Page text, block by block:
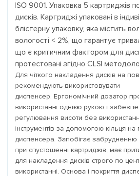
ISO 9001. Упаковка 5 картриджів
дисків. Картриджі упаковані в
блістерну упаковку, яка містить
вологості < 2%, що гарантує
що є критичним фактором для
протестовані згідно CLSI
Для чіткого накладення дисків на
рекомендують використовувати
диспенсер. Ергономічний дозатор
використанні однією рукою і
регулювання висоти без
інструментів за допомогою кільця на
диспенсера. Запобігає
при спустошенні картриджів, має
для накладення дисків строго по
використанні. Основа і покриття